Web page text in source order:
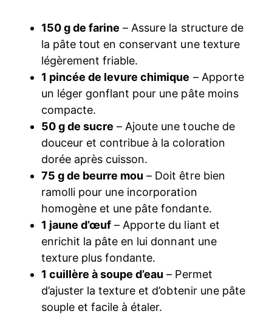
150 g de farine – Assure la structure de
la pâte tout en conservant une texture
légèrement friable.
1 pincée de levure chimique – Apporte
un léger gonflant pour une pâte moins
compacte.
50 g de sucre – Ajoute une touche de
douceur et contribue à la coloration
dorée après cuisson.
75 g de beurre mou – Doit être bien
ramolli pour une incorporation
homogène et une pâte fondante.
1 jaune d’œuf – Apporte du liant et
enrichit la pâte en lui donnant une
texture plus fondante.
1 cuillère à soupe d’eau – Permet
d’ajuster la texture et d’obtenir une pâte
souple et facile à étaler.